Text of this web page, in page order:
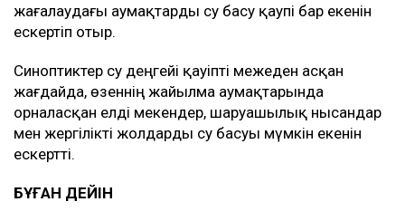
жағалаудағы аумақтарды су басу қаупі бар екенін
ескертіп отыр.
Синоптиктер су деңгейі қауіпті межеден асқан
жағдайда, өзеннің жайылма аумақтарында
орналасқан елді мекендер, шаруашылық нысандар
мен жергілікті жолдарды су басуы мүмкін екенін
ескертті.
БҰҒАН ДЕЙІН